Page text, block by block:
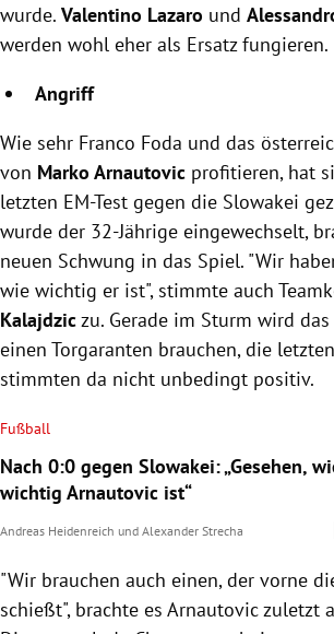
wurde. Valentino Lazaro und
werden wohl eher als Ersatz fungieren.
Angriff
Wie sehr Franco Foda und das
von Marko Arnautovic profitieren, hat
letzten EM-Test gegen die Slowakei
wurde der 32-Jährige eingewechselt,
neuen Schwung in das Spiel. "Wir
wie wichtig er ist", stimmte auch
Kalajdziczu. Gerade im Sturm wird das
einen Torgaranten brauchen, die
stimmten da nicht unbedingt positiv.
Fußball
Nach 0:0 gegen Slowakei: „Gesehen,
wichtig Arnautovic ist“
Andreas Heidenreich und Alexander Strecha
"Wir brauchen auch einen, der vorne
schießt", brachte es Arnautovic zuletzt